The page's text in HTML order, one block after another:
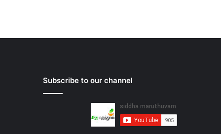
Subscribe to our channel